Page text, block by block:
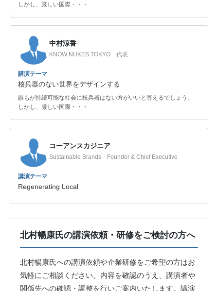
しかし、厳しい国際・・・
中村涼香
KNOW NUKES TOKYO 代表
講演テーマ
核兵器のない世界をデザインする
誰もが持続可能な社会に核兵器はない方がいいと答えるでしょう。
しかし、厳しい国際・・・
コーアンスカジニア
Sustainable Brands Founder & Chief Executive
講演テーマ
Regenerating Local
北村暢康氏の講演依頼・研修をご検討の方へ
北村暢康氏への講演依頼や企業研修をご希望の方はお
気軽にご相談ください。内容を確認のうえ、講演者や
関係先への確認・調整を行いご案内いたします。講演